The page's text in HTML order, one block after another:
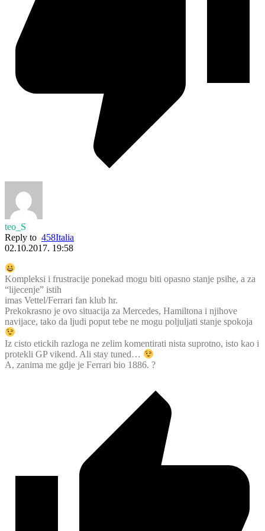
teo_S
Reply to 458Italia
02.10.2017. 19:58
Kompleksi i frustracije ponekad mogu biti opasno stanje psihe, a za
“lijecenje” istih
imas Vettel/Ferrari fan klub hr.
Prekokrasno je ovo situacija za Mercedes, Hamiltona i njihove
navijace, tako da ljudi poput tebe ne mogu poljuljati stanje spokoja
Iz cisto etickih razloga ne zelim komentirati nista suprotno, isto kao i
protekli GP vikend. Ali stay tuned…
A, zanima me gdje je Ferrari bio 1886. ?